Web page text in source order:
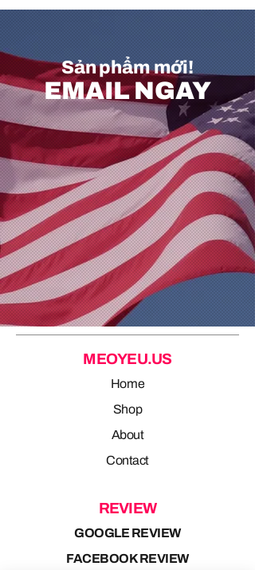
Sản phẩm mới!
EMAIL NGAY
MEOYEU.US
Home
Shop
About
Contact
REVIEW
GOOGLE REVIEW
FACEBOOK REVIEW